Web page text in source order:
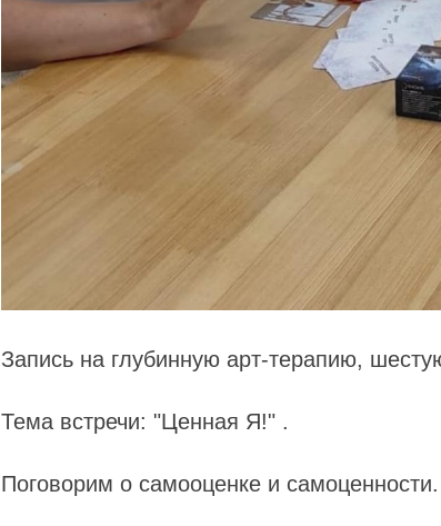
Запись на глубинную арт-терапию,
Тема встречи: "Ценная Я!" .
Поговорим о самооценке и